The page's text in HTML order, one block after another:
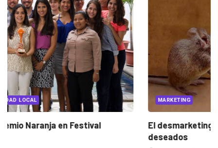
PUBLICIDAD PUBLICIDAD LOCAL
Crealegis recibe Premio Naranja en Festival